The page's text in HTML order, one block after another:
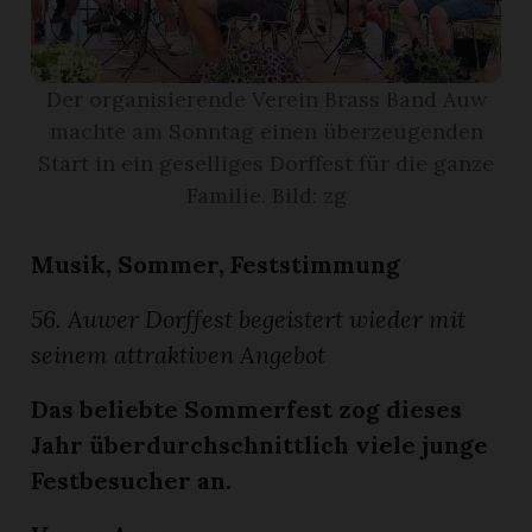
App
Musik, Sommer, Feststimmung
56. Auwer Dorffest begeistert wieder mit
seinem attraktiven Angebot
Das beliebte Sommerfest zog dieses
Jahr überdurchschnittlich viele junge
Festbesucher an.